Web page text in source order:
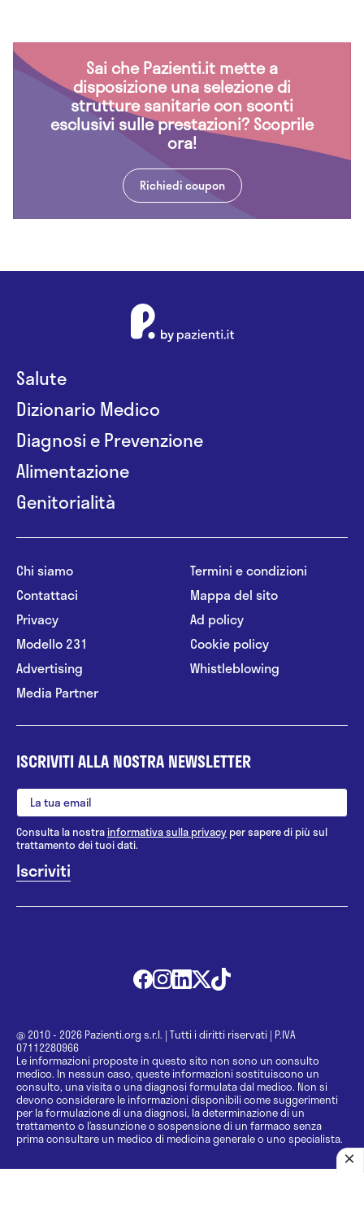
Sai che Pazienti.it mette a
disposizione una selezione di
strutture sanitarie con sconti
esclusivi sulle prestazioni? Scoprile
ora!
Richiedi coupon
Salute
Dizionario Medico
Diagnosi e Prevenzione
Alimentazione
Genitorialità
Chi siamo
Contattaci
Privacy
Modello 231
Advertising
Media Partner
Termini e condizioni
Mappa del sito
Ad policy
Cookie policy
Whistleblowing
ISCRIVITI ALLA NOSTRA NEWSLETTER
Consulta la nostrainformativa sulla privacy per sapere di più sul
trattamento dei tuoi dati.
@ 2010 - 2026 Pazienti.org s.r.l. | Tutti i diritti riservati | P.IVA
07112280966
Le informazioni proposte in questo sito non sono un consulto
medico. In nessun caso, queste informazioni sostituiscono un
consulto, una visita o una diagnosi formulata dal medico. Non si
devono considerare le informazioni disponibili come suggerimenti
per la formulazione di una diagnosi, la determinazione di un
trattamento o l’assunzione o sospensione di un farmaco senza
prima consultare un medico di medicina generale o uno specialista.